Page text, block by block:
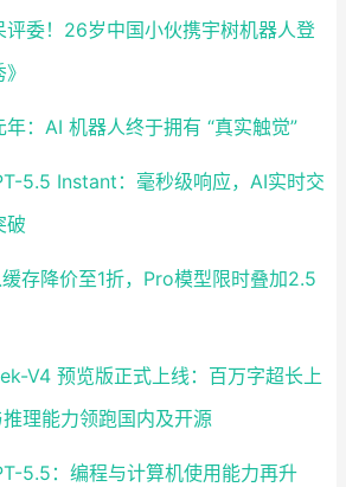
评委！26岁中国小伙携宇树机器人登
年：AI 机器人终于拥有 “真实触觉”
5.5 Instant：毫秒级响应，AI实时交
破
存降价至1折，Pro模型限时叠加2.5
V4 预览版正式上线：百万字超长上
理能力领跑国内及开源
5.5：编程与计算机使用能力再升